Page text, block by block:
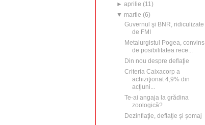
►aprilie (11)
▼ martie (6)
Guvernul şi BNR, ridiculizate
de FMI
Metalurgistul Pogea, convins
de posibilitatea rece...
Din nou despre deflaţie
Criteria Caixacorp a
achiziţionat 4,9% din
acţiuni...
Te-ai angaja la grădina
zoologică?
Dezinflaţie, deflaţie şi şomaj